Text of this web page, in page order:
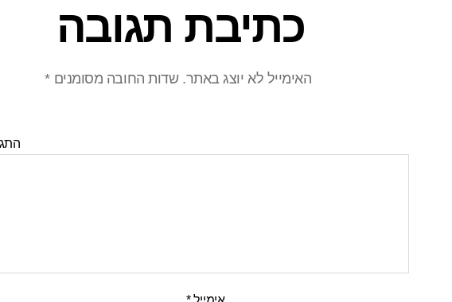
כתיבת תגובה
האימייל לא יוצג באתר. שדות החובה מסומנים*